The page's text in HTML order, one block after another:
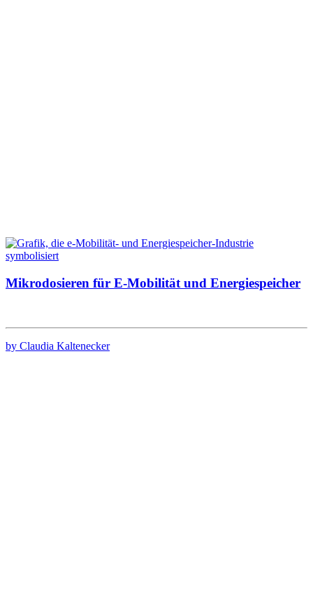
Mikrodosieren für E-Mobilität und Energiespeicher
by Claudia Kaltenecker